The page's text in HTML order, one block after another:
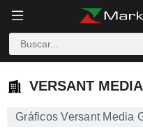
VERSANT
Gráficos Versant Media